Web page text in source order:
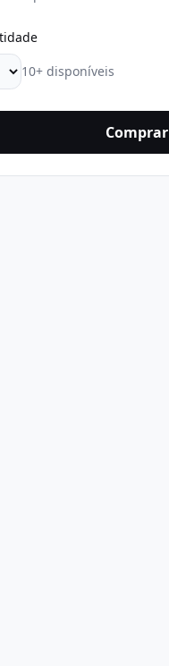
10+ disponíveis
Comprar